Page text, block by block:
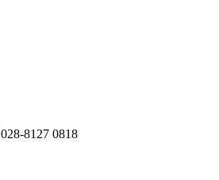
028-8127 0818